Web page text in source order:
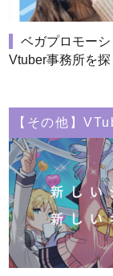
ベガプロモーシ
Vtuber事務所を探
【その他】